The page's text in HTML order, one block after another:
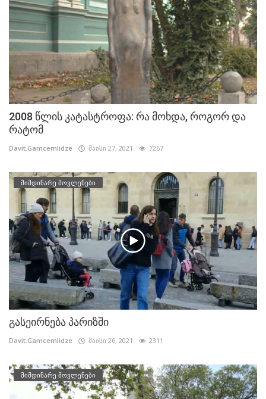
2008 წლის კატასტროფა: რა მოხდა, როგორ და
რატომ
Davit.Gamcemlidze მაისი 27, 2021 7267
მიმდინარე მოვლენები
გასეირნება პარიზში
Davit.Gamcemlidze მაისი 26, 2021 2311
მიმდინარე მოვლენები